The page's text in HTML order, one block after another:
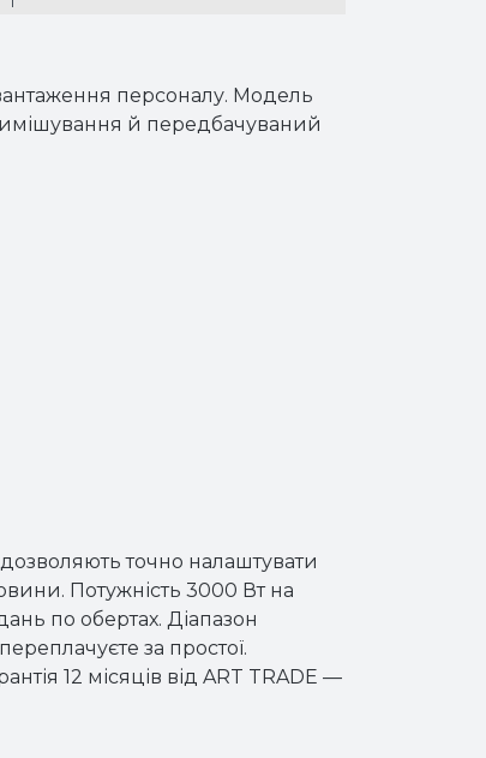
персоналу. Модель
й передбачуваний
точно налаштувати
Потужність 3000 Вт на
по обертах. Діапазон
за простої.
12 місяців від ART TRADE —